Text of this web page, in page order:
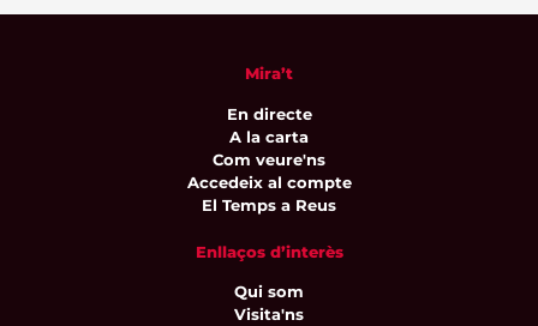
Mira’t
En directe
A la carta
Com veure'ns
Accedeix al compte
El Temps a Reus
Enllaços d’interès
Qui som
Visita'ns